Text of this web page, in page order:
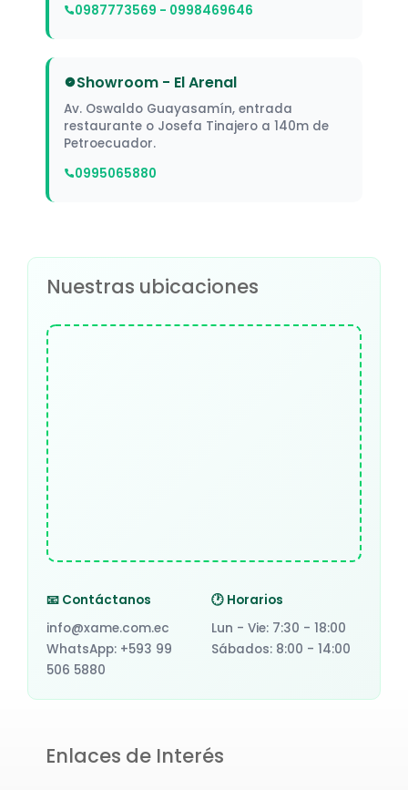
0987773569 - 0998469646
Showroom - El Arenal
Av. Oswaldo Guayasamín, entrada
restaurante o Josefa Tinajero a 140m de
Petroecuador.
0995065880
Nuestras ubicaciones
📧 Contáctanos
info@xame.com.ec
WhatsApp: +593 99
506 5880
🕐 Horarios
Lun - Vie: 7:30 - 18:00
Sábados: 8:00 - 14:00
Enlaces de Interés